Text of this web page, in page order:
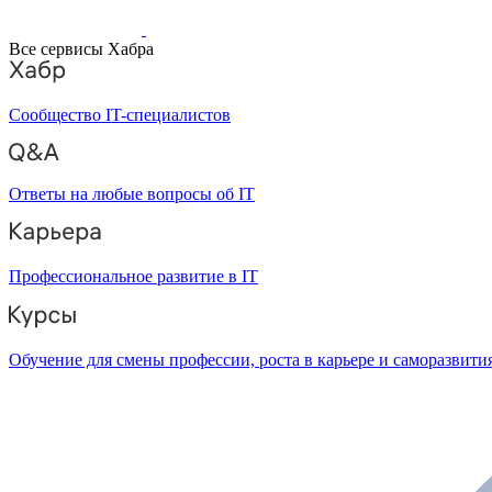
Все сервисы Хабра
Сообщество IT-специалистов
Ответы на любые вопросы об IT
Профессиональное развитие в IT
Обучение для смены профессии, роста в карьере и